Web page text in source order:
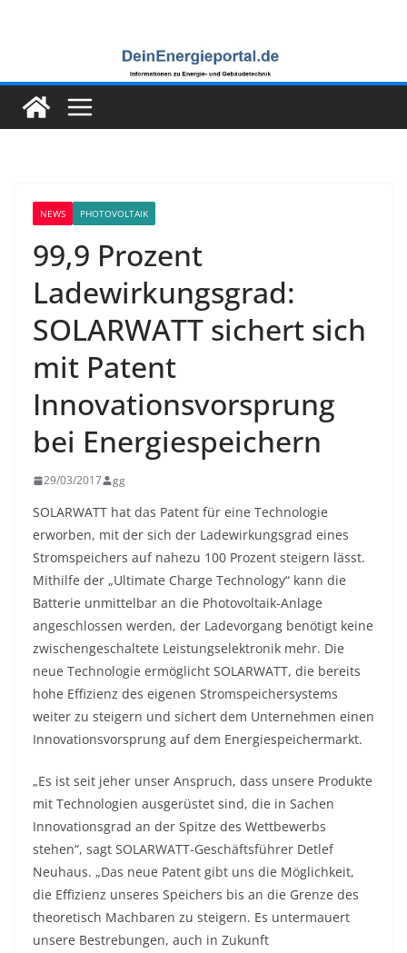
NEWS PHOTOVOLTAIK
99,9 Prozent
Ladewirkungsgrad:
SOLARWATT sichert sich
mit Patent
Innovationsvorsprung
bei Energiespeichern
29/03/2017 gg
SOLARWATT hat das Patent für eine Technologie
erworben, mit der sich der Ladewirkungsgrad eines
Stromspeichers auf nahezu 100 Prozent steigern lässt.
Mithilfe der „Ultimate Charge Technology“ kann die
Batterie unmittelbar an die Photovoltaik-Anlage
angeschlossen werden, der Ladevorgang benötigt keine
zwischengeschaltete Leistungselektronik mehr. Die
neue Technologie ermöglicht SOLARWATT, die bereits
hohe Effizienz des eigenen Stromspeichersystems
weiter zu steigern und sichert dem Unternehmen einen
Innovationsvorsprung auf dem Energiespeichermarkt.
„Es ist seit jeher unser Anspruch, dass unsere Produkte
mit Technologien ausgerüstet sind, die in Sachen
Innovationsgrad an der Spitze des Wettbewerbs
stehen“, sagt SOLARWATT-Geschäftsführer Detlef
Neuhaus. „Das neue Patent gibt uns die Möglichkeit,
die Effizienz unseres Speichers bis an die Grenze des
theoretisch Machbaren zu steigern. Es untermauert
unsere Bestrebungen, auch in Zukunft